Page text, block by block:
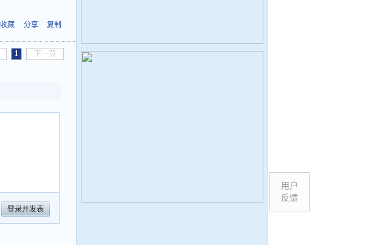
收藏 分享 复制
1 下一页
登录并发表
用户
反馈